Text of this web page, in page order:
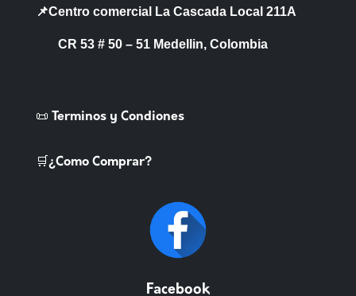
📌Centro comercial La Cascada Local 211A
CR 53 # 50 – 51 Medellin, Colombia
📜 Terminos y Condiones
🛒¿Como Comprar?
Facebook